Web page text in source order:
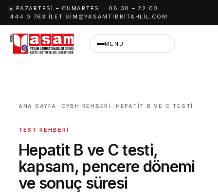
İçeriğe
geç
PAZARTESI – CUMARTESI · 08:30 – 22:00
444 0 763 · ILETISIM@YASAMTIBBITAHLIL.COM
MENÜ
ANA SAYFA CYBH REHBERI HEPATIT B VE C TESTI
TEST REHBERI
Hepatit B ve C testi,
kapsam, pencere dönemi
ve sonuç süresi